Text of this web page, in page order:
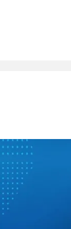
fuori dalle
Il
Sposi tra
e